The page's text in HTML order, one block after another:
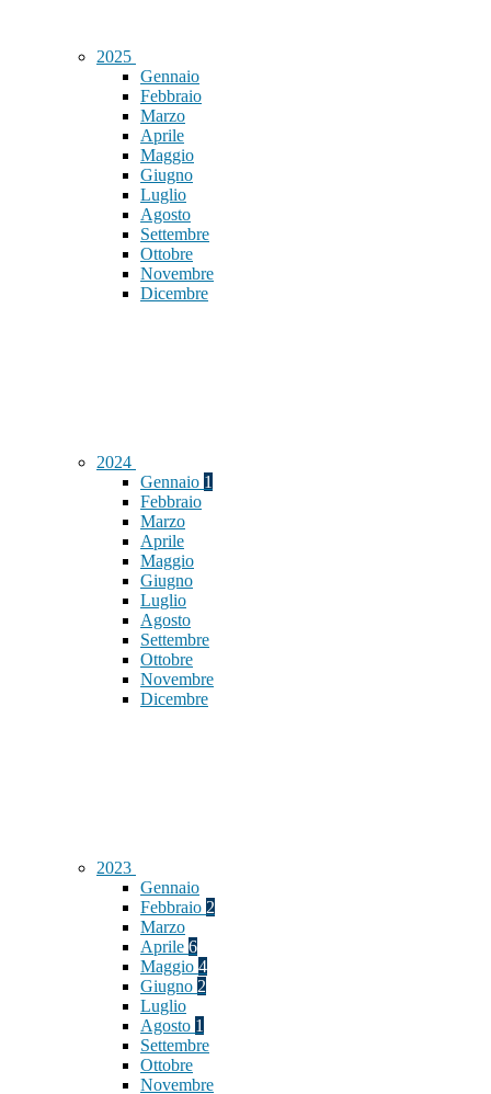
2025
Gennaio
Febbraio
Marzo
Aprile
Maggio
Giugno
Luglio
Agosto
Settembre
Ottobre
Novembre
Dicembre
2024
Gennaio 1
Febbraio
Marzo
Aprile
Maggio
Giugno
Luglio
Agosto
Settembre
Ottobre
Novembre
Dicembre
2023
Gennaio
Febbraio 2
Marzo
Aprile 6
Maggio 4
Giugno 2
Luglio
Agosto 1
Settembre
Ottobre
Novembre